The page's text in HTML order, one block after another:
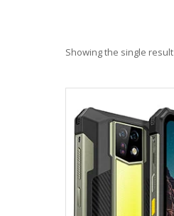
Showing the single result